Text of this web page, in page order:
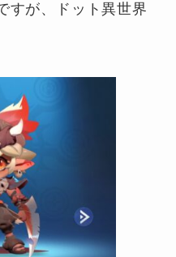
すが、ドット異世界